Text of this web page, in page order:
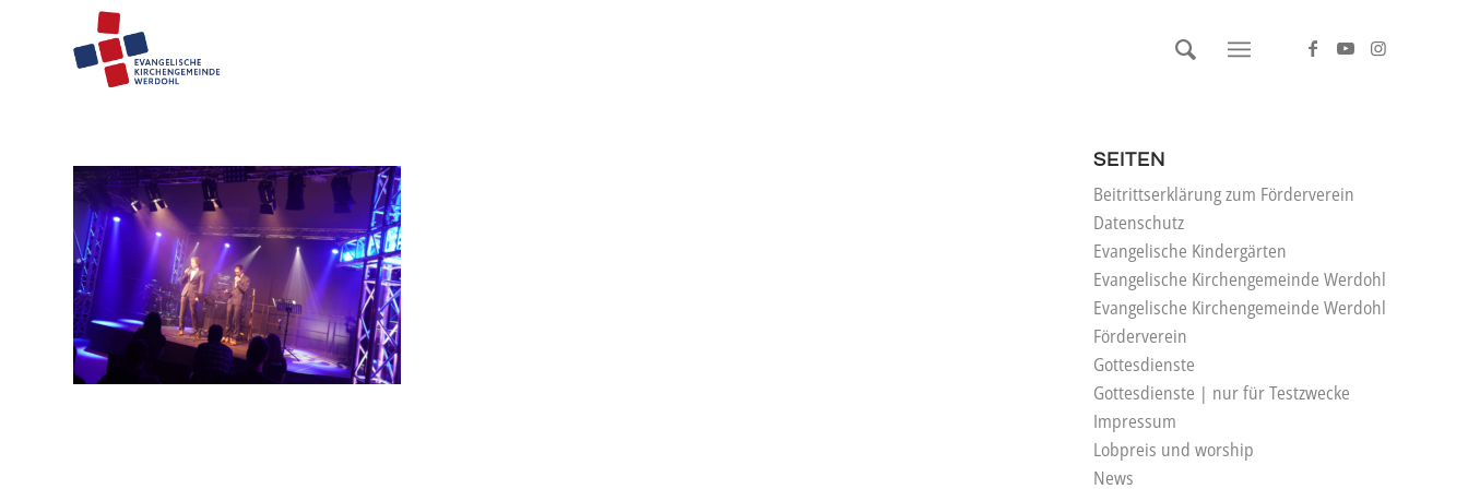
SEITEN
Beitrittserklärung zum Förderverein
Datenschutz
Evangelische Kindergärten
Evangelische Kirchengemeinde Werdohl
Evangelische Kirchengemeinde Werdohl
Förderverein
Gottesdienste
Gottesdienste | nur für Testzwecke
Impressum
Lobpreis und worship
News